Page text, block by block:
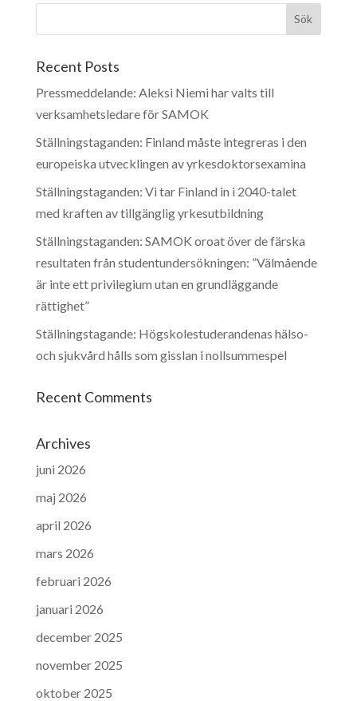
Recent Posts
Pressmeddelande: Aleksi Niemi har valts till
verksamhetsledare för SAMOK
Ställningstaganden: Finland måste integreras i den
europeiska utvecklingen av yrkesdoktorsexamina
Ställningstaganden: Vi tar Finland in i 2040-talet
med kraften av tillgänglig yrkesutbildning
Ställningstaganden: SAMOK oroat över de färska
resultaten från studentundersökningen: ”Välmående
är inte ett privilegium utan en grundläggande
rättighet”
Ställningstagande: Högskolestuderandenas hälso-
och sjukvård hålls som gisslan i nollsummespel
Recent Comments
Archives
juni 2026
maj 2026
april 2026
mars 2026
februari 2026
januari 2026
december 2025
november 2025
oktober 2025